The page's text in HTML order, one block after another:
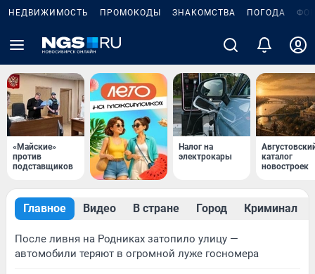
НЕДВИЖИМОСТЬ ПРОМОКОДЫ ЗНАКОМСТВА ПОГОДА
«Майские»
против
подставщиков
Налог на
электрокары
каталог
новостроек
Главное Видео В стране Город Криминал
После ливня на Родниках затопило улицу —
автомобили теряют в огромной луже госномера